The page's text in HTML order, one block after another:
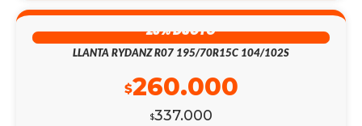
23% DSCTO
LLANTA RYDANZ R07 195/70R15C 104/102S
$337.000
$260.000